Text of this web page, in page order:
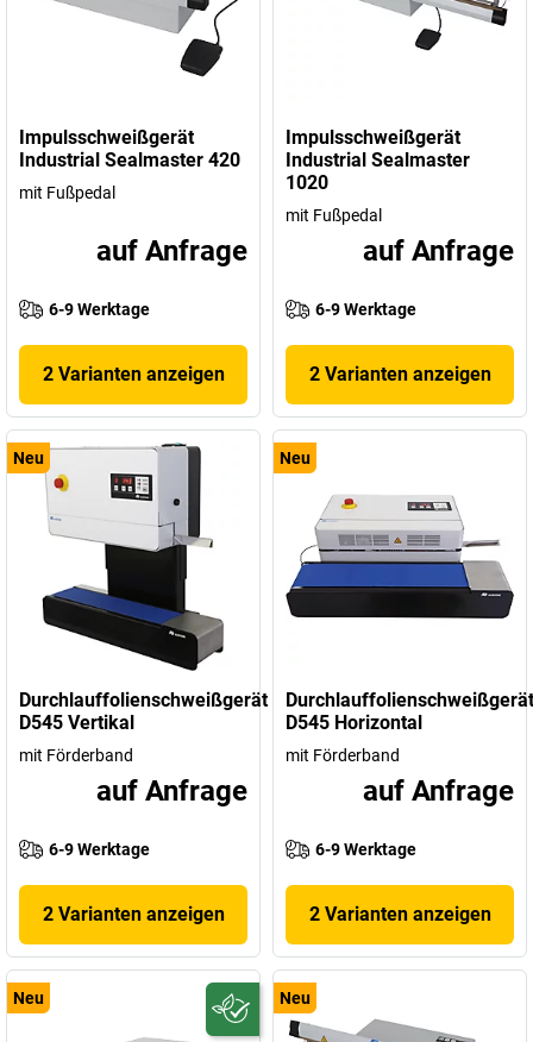
Impulsschweißgerät
Industrial Sealmaster 420
mit Fußpedal
auf Anfrage
6-9 Werktage
2 Varianten anzeigen
Impulsschweißgerät
Industrial Sealmaster
1020
mit Fußpedal
auf Anfrage
6-9 Werktage
2 Varianten anzeigen
Neu
Durchlauffolienschweißgerät
D545 Vertikal
mit Förderband
auf Anfrage
6-9 Werktage
2 Varianten anzeigen
Neu
Durchlauffolienschweißgerät
D545 Horizontal
mit Förderband
auf Anfrage
6-9 Werktage
2 Varianten anzeigen
Neu Neu